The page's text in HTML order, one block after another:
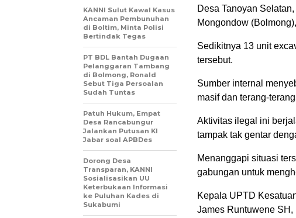
Desa Tanoyan
Mongondow
Sedikitnya 13 unit
tersebut.
Sumber internal
masif dan terang-
Aktivitas ilegal ini
tampak tak gentar
Menanggapi situasi
gabungan untuk
Kepala UPTD
James Runtuwene
KANNI Sulut Kawal Kasus
Ancaman Pembunuhan
di Boltim, Minta Polisi
Bertindak Tegas
PT BDL Bantah Dugaan
Pelanggaran Tambang
di Bolmong, Ronald
Sebut Tiga Persoalan
Sudah Tuntas
Patuh Hukum, Empat
Desa Rancabungur
Jalankan Putusan KI
Jabar soal APBDes
Dorong Desa
Transparan, KANNI
Sosialisasikan UU
Keterbukaan Informasi
ke Puluhan Kades di
Sukabumi